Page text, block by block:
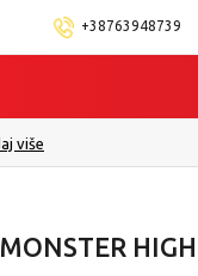
+38763948739
po Vašem izboru